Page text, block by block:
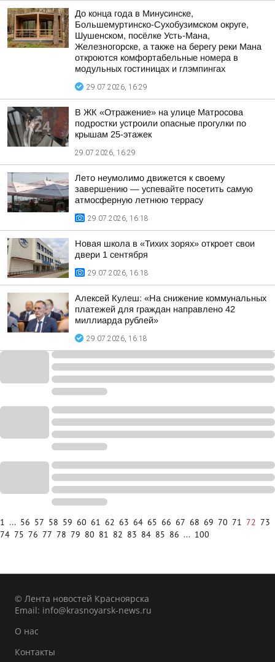
До конца года в Минусинске,
Большемуртинско-Сухобузимском округе,
Шушенском, посёлке Усть-Мана,
Железногорске, а также на берегу реки Мана
откроются комфортабельные номера в
модульных гостиницах и глэмпингах
29.07.2026, 16:29
В ЖК «Отражение» на улице Матросова
подростки устроили опасные прогулки по
крышам 25-этажек
29.07.2026, 16:29
Лето неумолимо движется к своему
завершению — успевайте посетить самую
атмосферную летнюю террасу
29.07.2026, 16:18
Новая школа в «Тихих зорях» откроет свои
двери 1 сентября
29.07.2026, 16:18
Алексей Кулеш: «На снижение коммунальных
платежей для граждан направлено 42
миллиарда рублей»
29.07.2026, 16:18
1 ... 56 57 58 59 60 61 62 63 64 65 66 67 68 69 70 71 72 73
74 75 76 77 78 79 80 81 82 83 84 85 86 ... 100
© Лента новостей Красноярска
Email: info@krasnoyarsk-news.ru
О нас
Контакты